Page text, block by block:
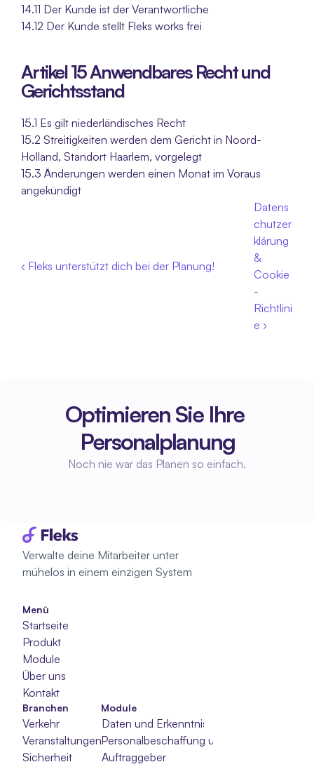
14.11 Der Kunde ist der Verantwortliche
14.12 Der Kunde stellt Fleks works frei
Artikel 15 Anwendbares Recht und
Gerichtsstand
15.1 Es gilt niederländisches Recht
15.2 Streitigkeiten werden dem Gericht in Noord-
Holland, Standort Haarlem, vorgelegt
15.3 Änderungen werden einen Monat im Voraus
angekündigt
‹ Fleks unterstützt dich bei der Planung!
Datens
chutzer
klärung
&
Cookie
-
Richtlini
e ›
Optimieren Sie Ihre
Personalplanung
Noch nie war das Planen so einfach.
Verwalte deine Mitarbeiter unter
mühelos in einem einzigen System
Menü
Startseite
Produkt
Module
Über uns
Kontakt
Module
Daten und Erkenntnisse
Personalbeschaffung und -auswahl
Auftraggeber
Branchen
Verkehr
Veranstaltungen
Sicherheit